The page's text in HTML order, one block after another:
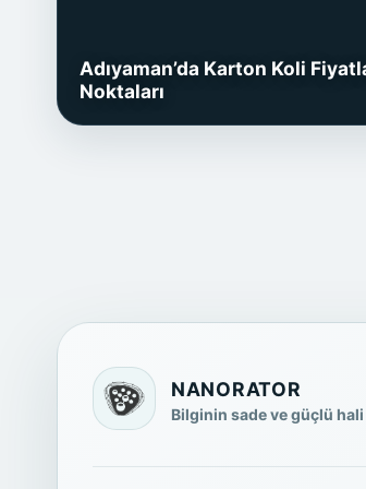
Adıyaman’da Karton Koli
Noktaları
NANORATOR
Bilginin sade ve güçlü hali